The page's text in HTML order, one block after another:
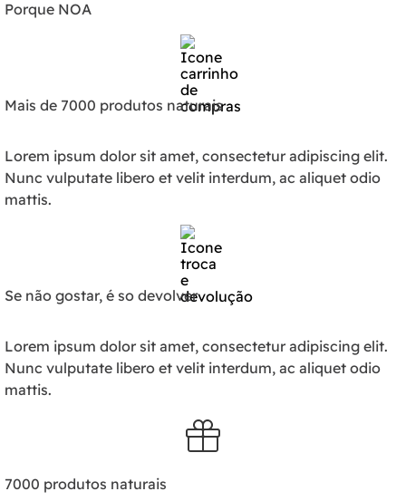
Porque NOA
Mais de 7000 produtos naturais
Lorem ipsum dolor sit amet, consectetur adipiscing elit.
Nunc vulputate libero et velit interdum, ac aliquet odio
mattis.
Se não gostar, é so devolver
Lorem ipsum dolor sit amet, consectetur adipiscing elit.
Nunc vulputate libero et velit interdum, ac aliquet odio
mattis.
7000 produtos naturais